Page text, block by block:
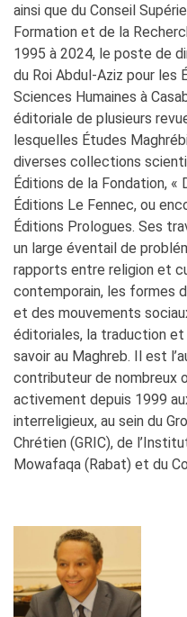
ainsi que du Conseil
Formation et de la
1995 à 2024, le poste de
du Roi Abdul-Aziz pour les
Sciences Humaines à
éditoriale de plusieurs
lesquelles Études
diverses collections
Éditions de la Fondation, «
Éditions Le Fennec, ou
Éditions Prologues. Ses
un large éventail de
rapports entre religion et
contemporain, les formes
et des mouvements
éditoriales, la traduction
savoir au Maghreb. Il est
contributeur de nombreux
activement depuis 1999
interreligieux, au sein du
Chrétien (GRIC), de
Mowafaqa (Rabat) et du